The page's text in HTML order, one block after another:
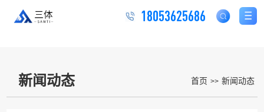
18053625686
新闻动态 首页 >> 新闻动态